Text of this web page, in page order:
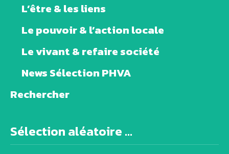
L’être & les liens
Le pouvoir & l’action locale
Le vivant & refaire société
News Sélection PHVA
Rechercher
Sélection aléatoire ...